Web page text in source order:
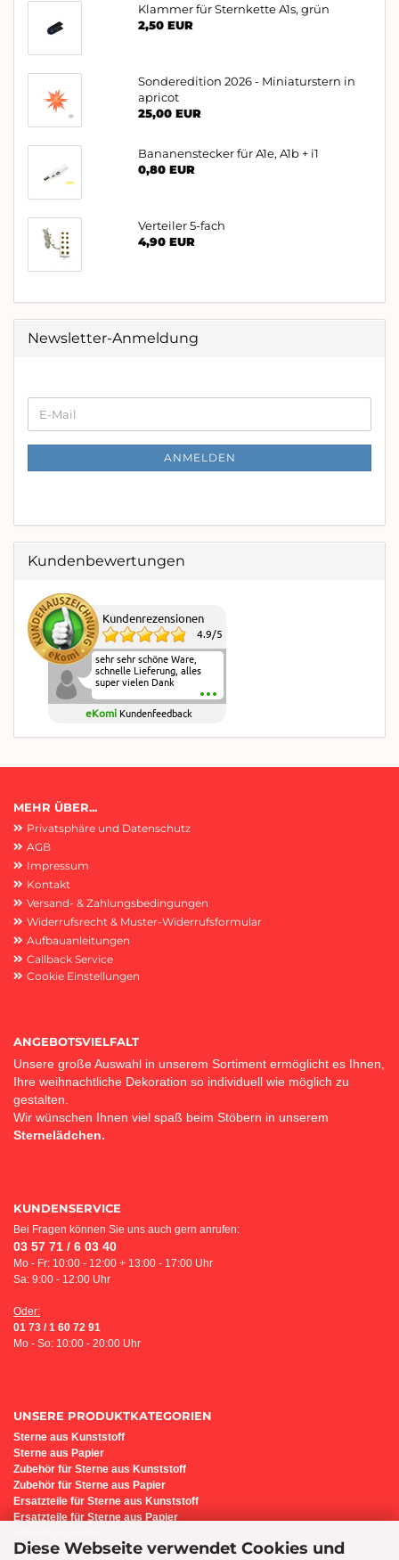
Diese Webseite verwendet Cookies und
Klammer für Sternkette A1s, grün
2,50 EUR
Sonderedition 2026 - Miniaturstern in
apricot
25,00 EUR
Bananenstecker für A1e, A1b + i1
0,80 EUR
Verteiler 5-fach
4,90 EUR
Newsletter-Anmeldung
ZUR
E-
Mail
ANMELDEN
Kundenbewertungen
Kundenrezensionen
4.9/5
sehr sehr schöne Ware,
schnelle Lieferung, alles
super vielen Dank
eKomi Kundenfeedback
MEHR ÜBER...
Privatsphäre und Datenschutz
AGB
Impressum
Kontakt
Versand- & Zahlungsbedingungen
Widerrufsrecht & Muster-Widerrufsformular
Aufbauanleitungen
Callback Service
Cookie Einstellungen
ANGEBOTSVIELFALT
Unsere große Auswahl in unserem Sortiment ermöglicht es Ihnen,
Ihre weihnachtliche Dekoration so individuell wie möglich zu
gestalten.
Wir wünschen Ihnen viel spaß beim Stöbern in unserem
Sternelädchen.
KUNDENSERVICE
Bei Fragen können Sie uns auch gern anrufen:
03 57 71 / 6 03 40
Mo - Fr: 10:00 - 12:00 + 13:00 - 17:00 Uhr
Sa: 9:00 - 12:00 Uhr
Oder:
01 73 / 1 60 72 91
Mo - So: 10:00 - 20:00 Uhr
UNSERE PRODUKTKATEGORIEN
Sterne aus Kunststoff
Sterne aus Papier
Zubehör für Sterne aus Kunststoff
Zubehör für Sterne aus Papier
Ersatzteile für Sterne aus Kunststoff
Ersatzteile für Sterne aus Papier
Bastel-Set i6